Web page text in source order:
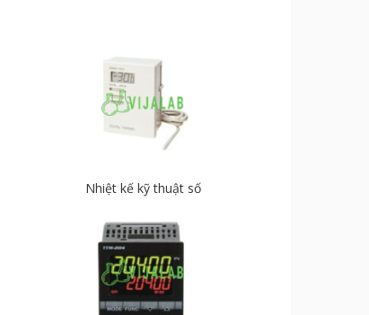
Nhiệt kế kỹ thuật số